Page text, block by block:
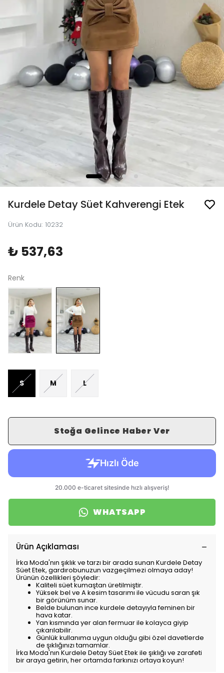
Kurdele Detay Süet Kahverengi Etek
Ürün Kodu: 10232
₺ 537,63
Renk
S M L
Stoğa Gelince Haber Ver
WHATSAPP
Ürün Açıklaması
İrka Moda'nın şıklık ve tarzı bir arada sunan Kurdele Detay
Süet Etek, gardırobunuzun vazgeçilmezi olmaya aday!
Ürünün özellikleri şöyledir:
Kaliteli süet kumaştan üretilmiştir.
Yüksek bel ve A kesim tasarımı ile vücudu saran şık
bir görünüm sunar.
Belde bulunan ince kurdele detayıyla feminen bir
hava katar.
Yan kısmında yer alan fermuar ile kolayca giyip
çıkarılabilir.
Günlük kullanıma uygun olduğu gibi özel davetlerde
de şıklığınızı tamamlar.
İrka Moda'nın Kurdele Detay Süet Etek ile şıklığı ve zarafeti
bir araya getirin, her ortamda farkınızı ortaya koyun!